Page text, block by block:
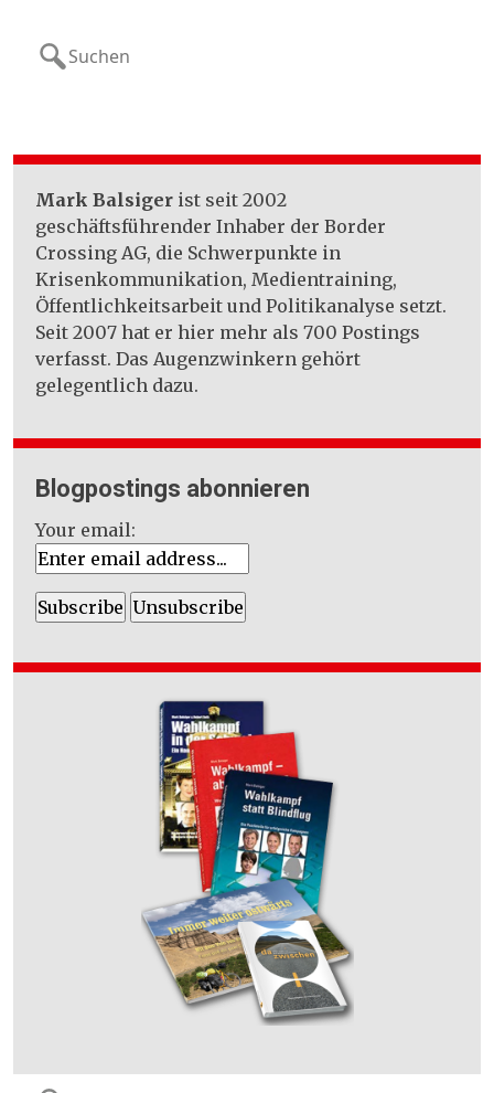
for:
Mark Balsiger ist seit 2002
geschäftsführender Inhaber der Border
Crossing AG, die Schwerpunkte in
Krisenkommunikation, Medientraining,
Öffentlichkeitsarbeit und Politikanalyse setzt.
Seit 2007 hat er hier mehr als 700 Postings
verfasst. Das Augenzwinkern gehört
gelegentlich dazu.
Blogpostings abonnieren
Your email:
Search